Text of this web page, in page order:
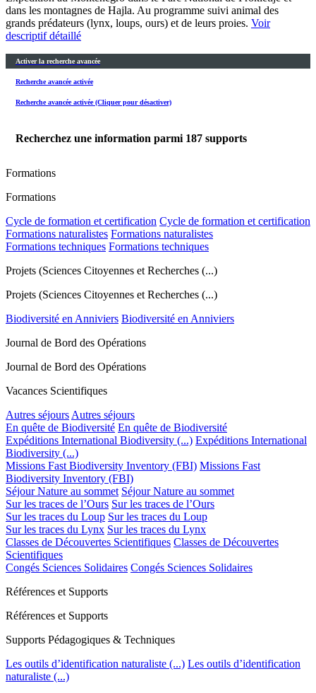
dans les montagnes de Hajla. Au programme suivi animal des
grands prédateurs (lynx, loups, ours) et de leurs proies. Voir
descriptif détaillé
Activer la recherche avancée
Recherche avancée activée
Recherche avancée activée (Cliquer pour désactiver)
Recherchez une information parmi 187 supports
Formations
Formations
Cycle de formation et certification Cycle de formation et certification
Formations naturalistes Formations naturalistes
Formations techniques Formations techniques
Projets (Sciences Citoyennes et Recherches (...)
Projets (Sciences Citoyennes et Recherches (...)
Biodiversité en Anniviers Biodiversité en Anniviers
Journal de Bord des Opérations
Journal de Bord des Opérations
Vacances Scientifiques
Autres séjours Autres séjours
En quête de Biodiversité En quête de Biodiversité
Expéditions International Biodiversity (...) Expéditions International
Biodiversity (...)
Missions Fast Biodiversity Inventory (FBI) Missions Fast
Biodiversity Inventory (FBI)
Séjour Nature au sommet Séjour Nature au sommet
Sur les traces de l’Ours Sur les traces de l’Ours
Sur les traces du Loup Sur les traces du Loup
Sur les traces du Lynx Sur les traces du Lynx
Classes de Découvertes Scientifiques Classes de Découvertes
Scientifiques
Congés Sciences Solidaires Congés Sciences Solidaires
Références et Supports
Références et Supports
Supports Pédagogiques & Techniques
Les outils d’identification naturaliste (...) Les outils d’identification
naturaliste (...)